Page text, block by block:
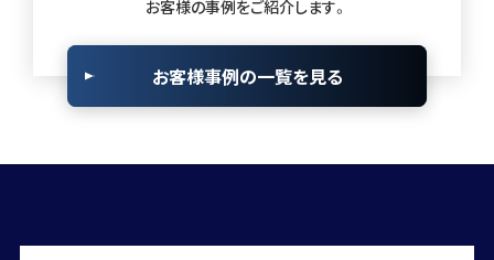
お客様の事例をご紹介します。
お客様事例の一覧を見る